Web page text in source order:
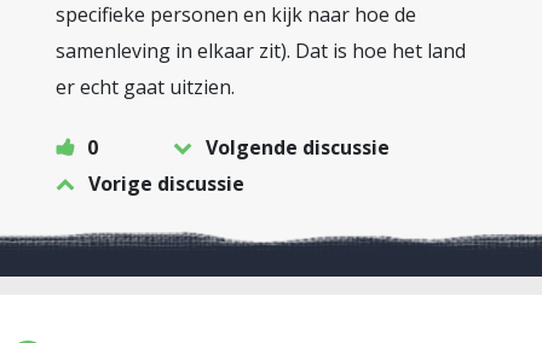
specifieke personen en kijk naar hoe de
samenleving in elkaar zit). Dat is hoe het land
er echt gaat uitzien.
0
Volgende discussie
Vorige discussie